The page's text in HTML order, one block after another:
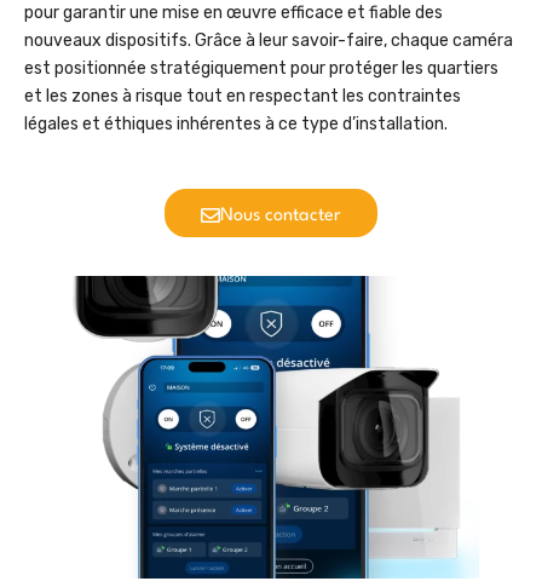
pour garantir une mise en œuvre efficace et fiable des
nouveaux dispositifs. Grâce à leur savoir-faire, chaque caméra
est positionnée stratégiquement pour protéger les quartiers
et les zones à risque tout en respectant les contraintes
légales et éthiques inhérentes à ce type d’installation.
Nous contacter